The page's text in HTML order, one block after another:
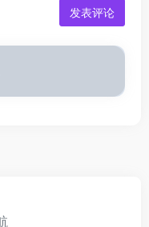
发表评论